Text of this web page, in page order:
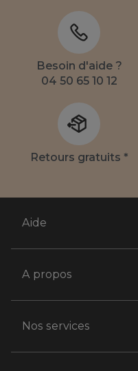
Besoin d'aide ?
04 50 65 10 12
Retours gratuits *
Aide
A propos
Nos services